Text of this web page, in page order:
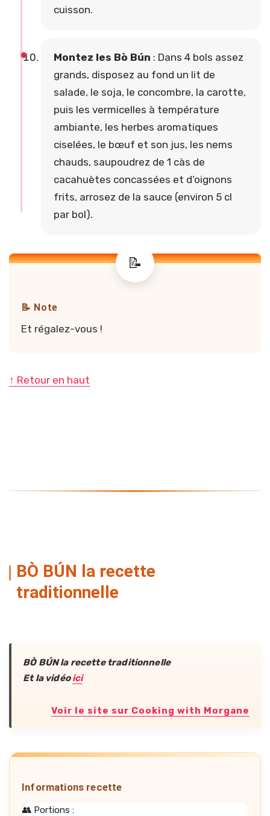
cuisson.
Montez les Bò Bún : Dans 4 bols assez
grands, disposez au fond un lit de
salade, le soja, le concombre, la carotte,
puis les vermicelles à température
ambiante, les herbes aromatiques
ciselées, le bœuf et son jus, les nems
chauds, saupoudrez de 1 càs de
cacahuètes concassées et d’oignons
frits, arrosez de la sauce (environ 5 cl
par bol).
📝 Note
Et régalez-vous !
↑ Retour en haut
BÒ BÚN la recette
traditionnelle
BÒ BÚN la recette traditionnelle
Et la vidéoici
Voir le site sur Cooking with Morgane
Informations recette
👥 Portions :